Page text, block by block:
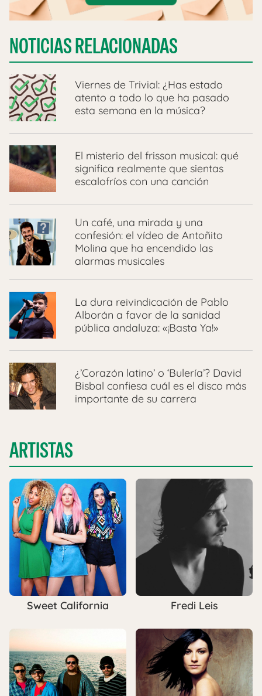
NOTICIAS RELACIONADAS
Viernes de Trivial: ¿Has estado
atento a todo lo que ha pasado
esta semana en la música?
El misterio del frisson musical: qué
significa realmente que sientas
escalofríos con una canción
Un café, una mirada y una
confesión: el vídeo de Antoñito
Molina que ha encendido las
alarmas musicales
La dura reivindicación de Pablo
Alborán a favor de la sanidad
pública andaluza: «¡Basta Ya!»
¿’Corazón latino’ o ‘Bulería’? David
Bisbal confiesa cuál es el disco más
importante de su carrera
ARTISTAS
Sweet California Fredi Leis